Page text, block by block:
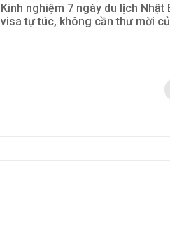
Kinh nghiệm 7 ngày du lịch Nhật
visa tự túc, không cần thư mời